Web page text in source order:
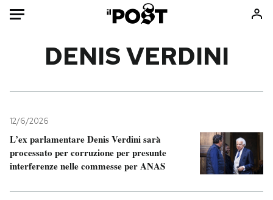
Mondo
Politica
Tecnologia
Internet
Scienza
Consumismi
Storie/Idee
Ok Boomer!
Media
DENIS VERDINI
12/6/2026
L’ex parlamentare Denis Verdini sarà
processato per corruzione per presunte
interferenze nelle commesse per ANAS